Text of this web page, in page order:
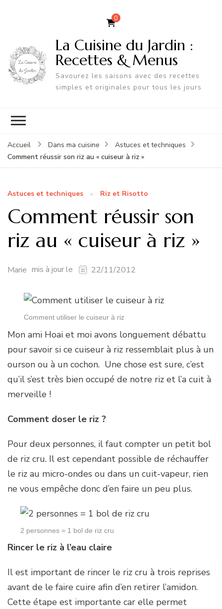
0
La Cuisine du Jardin :
Recettes & Menus
Savourez les saisons avec des recettes
simples et originales pour tous les jours
Accueil Dans ma cuisine
Astuces et techniques
Comment réussir son riz au « cuiseur à riz »
Astuces et techniques Riz et Risotto
Comment réussir son
riz au « cuiseur à riz »
Marie mis à jour le 22/11/2012
Comment utiliser le cuiseur à riz
Mon ami Hoai et moi avons longuement débattu
pour savoir si ce cuiseur à riz ressemblait plus à un
ourson ou à un cochon. Une chose est sure, c’est
qu’il s’est très bien occupé de notre riz et l’a cuit à
merveille !
Comment doser le riz ?
Pour deux personnes, il faut compter un petit bol
de riz cru. Il est cependant possible de réchauffer
le riz au micro-ondes ou dans un cuit-vapeur, rien
ne vous empêche donc d’en faire un peu plus.
2 personnes = 1 bol de riz cru
Rincer le riz à l’eau claire
Il est important de rincer le riz cru à trois reprises
avant de le faire cuire afin d’en retirer l’amidon.
Cette étape est importante car elle permet